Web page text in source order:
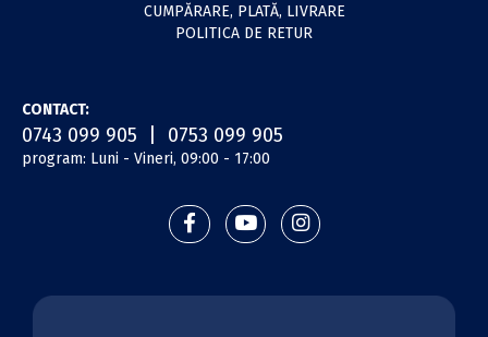
CUMPĂRARE, PLATĂ, LIVRARE
POLITICA DE RETUR
CONTACT:
0743 099 905 | 0753 099 905
program: Luni - Vineri, 09:00 - 17:00